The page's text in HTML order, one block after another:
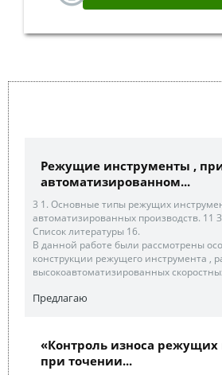
Режущие инструменты ,
автоматизированном...
3 1. Основные типы режущих
автоматизированных производств. 11
Список литературы 16.
В данной работе были рассмотрены
конструкции режущего инструмента ,
высокоавтоматизированных
Предлагаю
«Контроль износа режущих
при точении...